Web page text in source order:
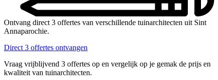
Ontvang direct 3 offertes van verschillende tuinarchitecten uit Sint
Annaparochie.
Direct 3 offertes ontvangen
Vraag vrijblijvend 3 offertes op en vergelijk op je gemak de prijs en
kwaliteit van tuinarchitecten.